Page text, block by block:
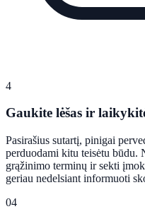
4
Gaukite lėšas ir
Pasirašius sutartį, pinigai
perduodami kitu teisėtu būdu.
grąžinimo terminų ir sekti
geriau nedelsiant informuoti
04